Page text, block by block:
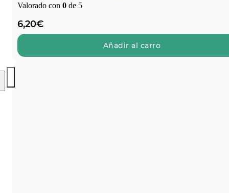
Valorado con 0 de 5
6,20€
Añadir al carro